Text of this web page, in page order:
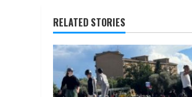
RELATED STORIES